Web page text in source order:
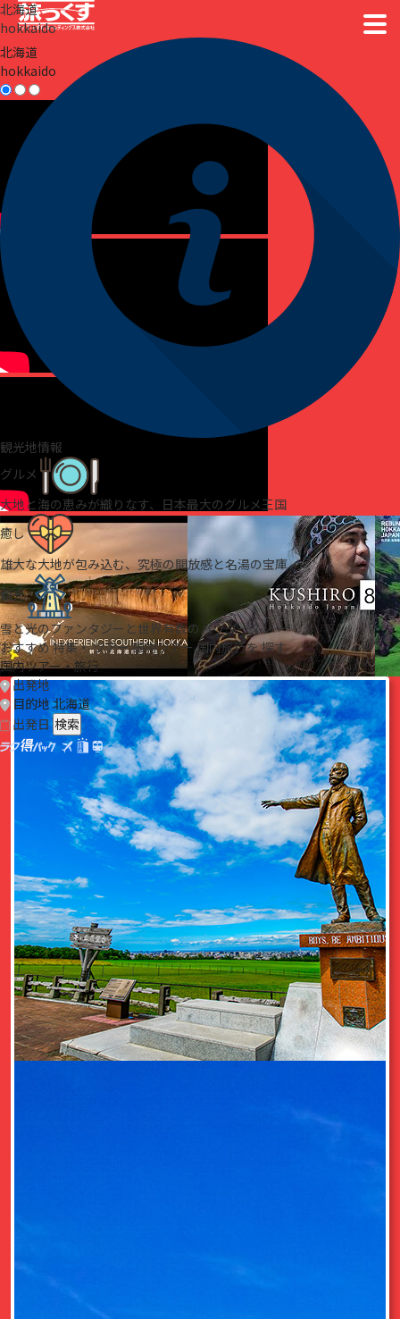
北海道
hokkaido
観光地情報
グルメ
大地と海の恵みが織りなす、日本最大のグルメ王国
癒し
雄大な大地が包み込む、究極の開放感と名湯の宝庫
観光
雪と光のファンタジーと世界有数のパウダースノー
おすすめ特集・ツアー国内ツアー 国内旅行を探す
国内ツアー・旅行
出発地
目的地北海道
出発日 検索
北海道
hokkaido